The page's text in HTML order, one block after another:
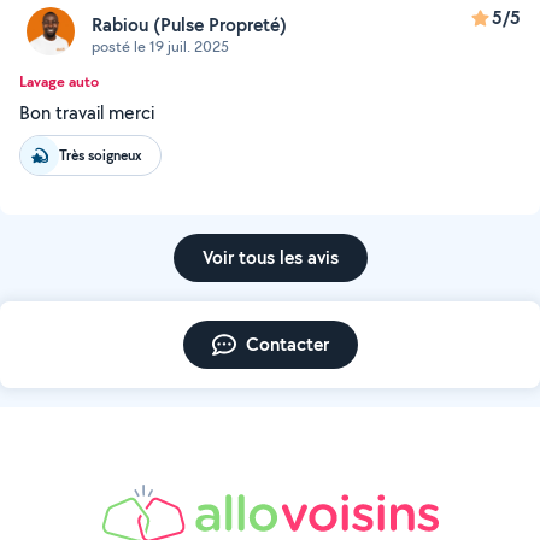
Rabiou (Pulse Propreté)
posté le 19 juil. 2025
5/5
Lavage auto
Bon travail merci
Très soigneux
Voir tous les avis
Contacter